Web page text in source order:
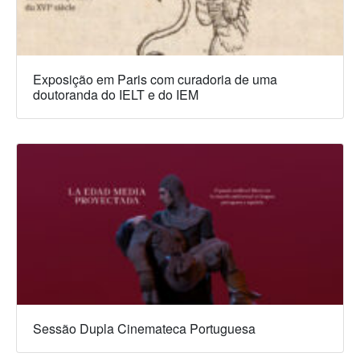
Exposição em Paris com curadoria de uma
doutoranda do IELT e do IEM
Sessão Dupla Cinemateca Portuguesa